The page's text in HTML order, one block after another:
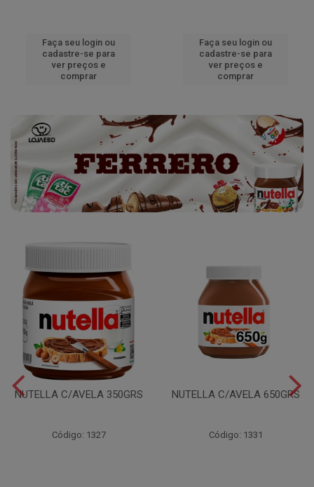
Faça seu login ou
cadastre-se para
ver preços e
comprar
Faça seu login ou
cadastre-se para
ver preços e
comprar
NUTELLA C/AVELA 350GRS
Código: 1327
NUTELLA C/AVELA 650GRS
Código: 1331